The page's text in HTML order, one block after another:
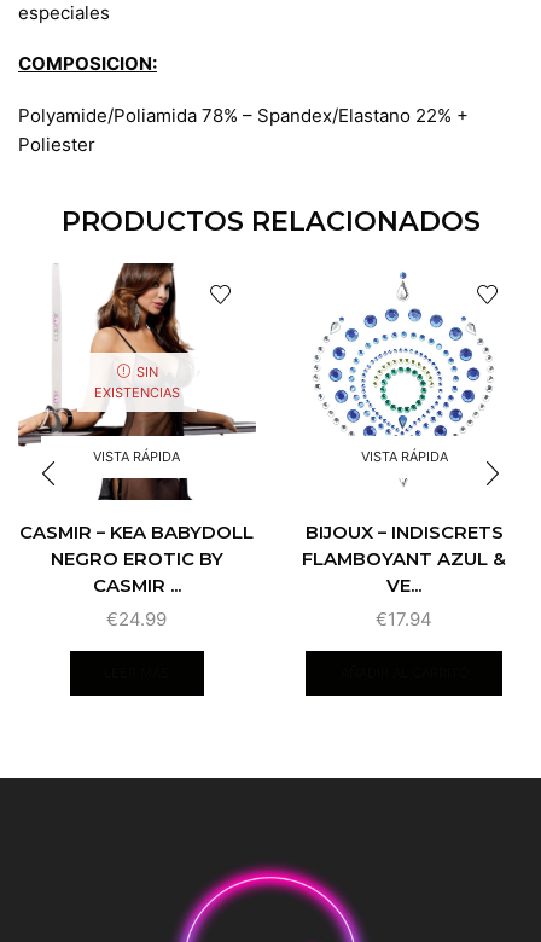
especiales
COMPOSICION:
Polyamide/Poliamida 78% – Spandex/Elastano 22% +
Poliester
PRODUCTOS RELACIONADOS
SIN
EXISTENCIAS
VISTA RÁPIDA
CASMIR – KEA BABYDOLL
NEGRO EROTIC BY
CASMIR ...
€24.99
VISTA RÁPIDA
BIJOUX – INDISCRETS
FLAMBOYANT AZUL &
VE...
€17.94